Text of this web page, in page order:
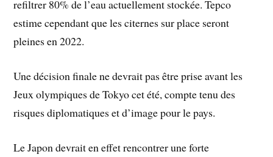
refiltrer 80% de l’eau actuellement stockée. Tepco
estime cependant que les citernes sur place seront
pleines en 2022.
Une décision finale ne devrait pas être prise avant les
Jeux olympiques de Tokyo cet été, compte tenu des
risques diplomatiques et d’image pour le pays.
Le Japon devrait en effet rencontrer une forte